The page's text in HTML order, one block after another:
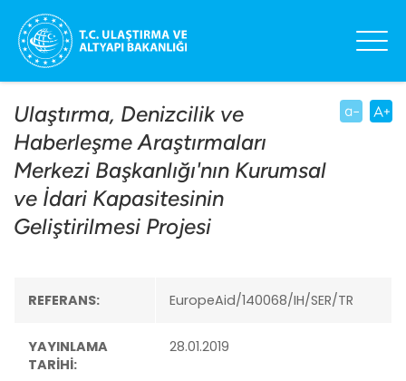
Ulaştırma, Denizcilik ve
Haberleşme Araştırmaları
Merkezi Başkanlığı'nın Kurumsal
ve İdari Kapasitesinin
Geliştirilmesi Projesi
REFERANS: EuropeAid/140068/IH/SER/TR
YAYINLAMA
TARİHİ:
28.01.2019